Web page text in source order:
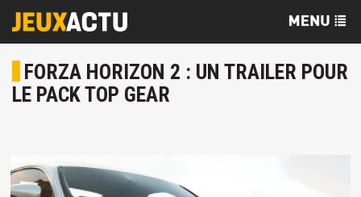
FORZA HORIZON 2 : UN TRAILER POUR
LE PACK TOP GEAR